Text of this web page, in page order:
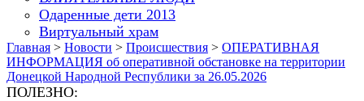
Одаренные дети 2013
Виртуальный храм
Главная > Новости > Происшествия > ОПЕРАТИВНАЯ
ИНФОРМАЦИЯ об оперативной обстановке на территории
Донецкой Народной Республики за 26.05.2026
ПОЛЕЗНО: